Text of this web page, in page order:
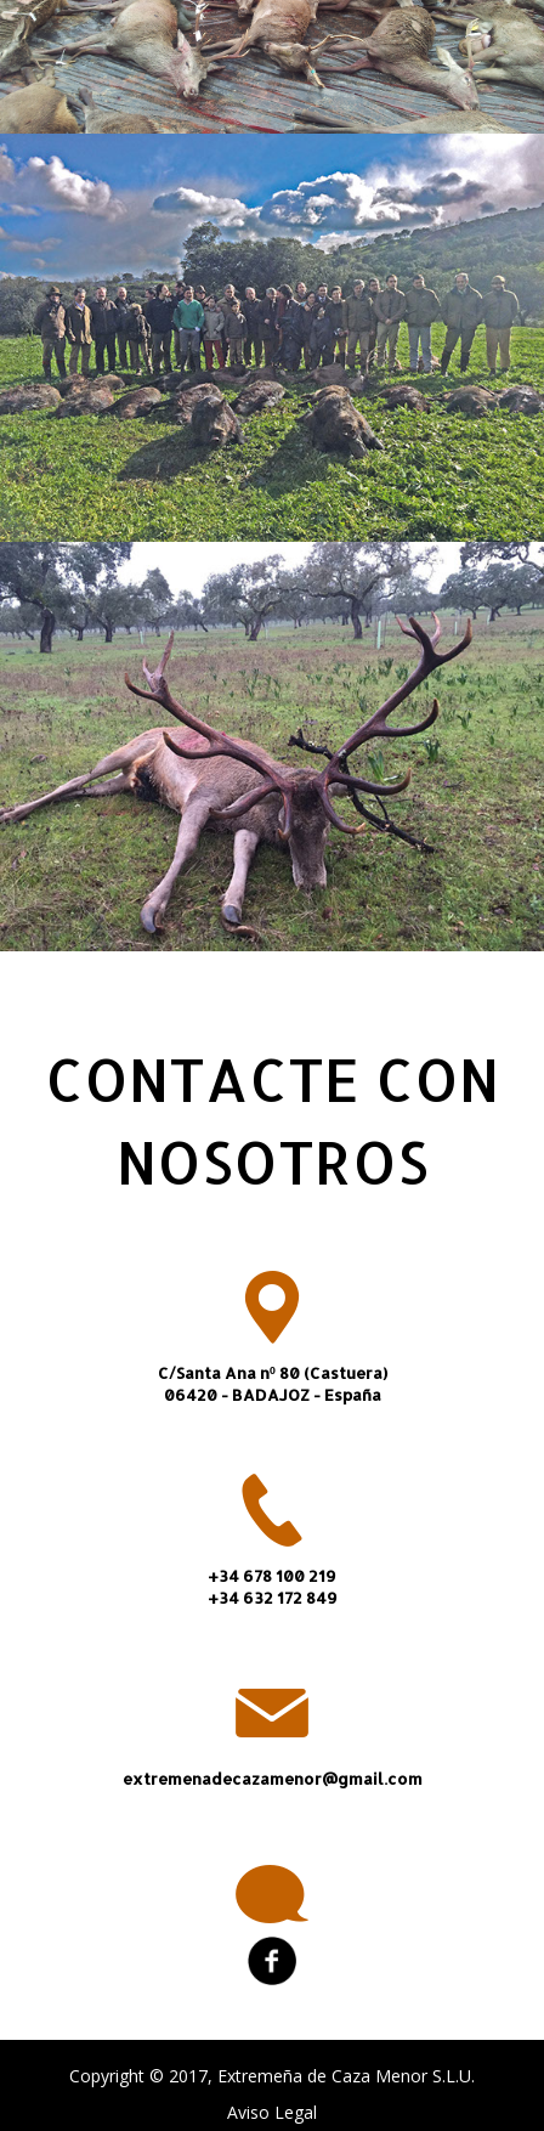
CONTACTE CON
NOSOTROS
C/Santa Ana nº 80 (Castuera)
06420 - BADAJOZ - España
+34 678 100 219
+34 632 172 849
extremenadecazamenor@gmail.com
Copyright © 2017, Extremeña de Caza Menor S.L.U.
Aviso Legal